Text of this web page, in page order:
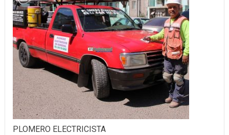
Microyuc
que
otorga
el
Gobierno
del
Estado
protegen
empleos
de
los
yucatecos
PLOMERO ELECTRICISTA